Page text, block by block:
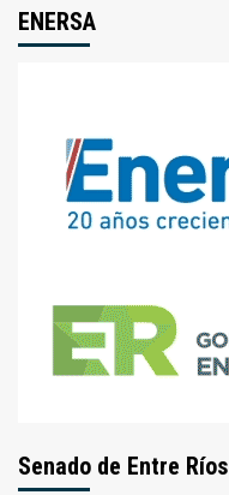
ENERSA
Senado de Entre Ríos